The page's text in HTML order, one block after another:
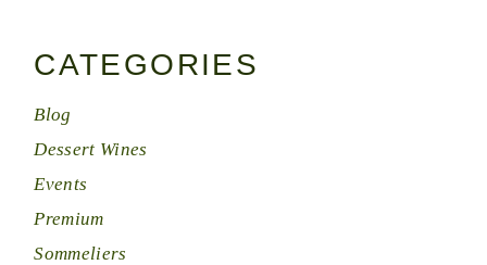
CATEGORIES
Blog
Dessert Wines
Events
Premium
Sommeliers